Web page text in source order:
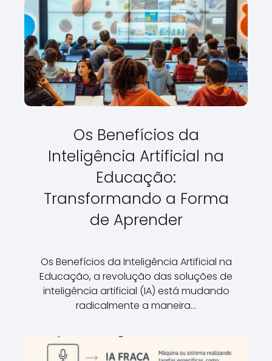
Os Benefícios da
Inteligência Artificial na
Educação:
Transformando a Forma
de Aprender
Os Benefícios da Inteligência Artificial na
Educação, a revolução das soluções de
inteligência artificial (IA) está mudando
radicalmente a maneira…